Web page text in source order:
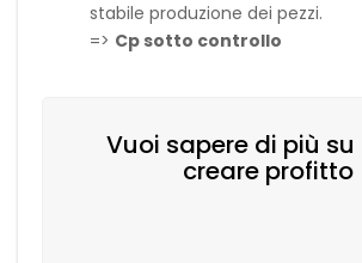
stabile produzione dei pezzi.
=> Cp sotto controllo
Vuoi sapere di più
creare profitto